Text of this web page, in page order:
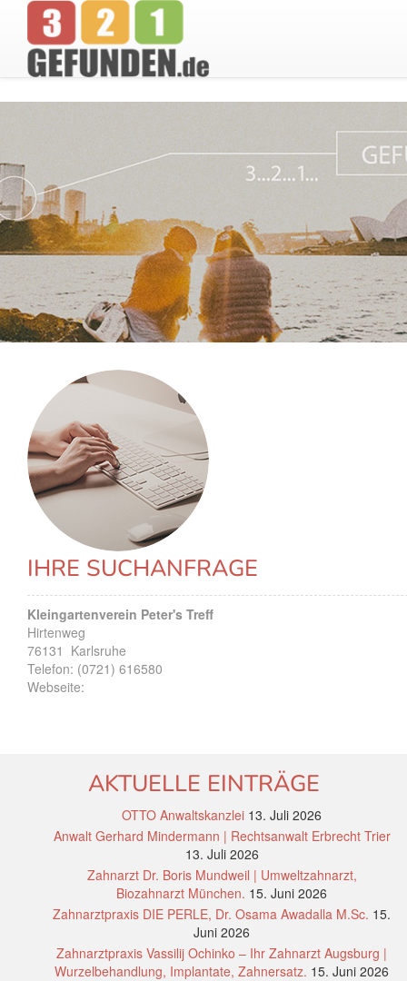
IHRE SUCHANFRAGE
Kleingartenverein Peter's Treff
Hirtenweg
76131 Karlsruhe
Telefon: (0721) 616580
Webseite:
AKTUELLE EINTRÄGE
OTTO Anwaltskanzlei 13. Juli 2026
Anwalt Gerhard Mindermann | Rechtsanwalt Erbrecht Trier
13. Juli 2026
Zahnarzt Dr. Boris Mundweil | Umweltzahnarzt,
Biozahnarzt München. 15. Juni 2026
Zahnarztpraxis DIE PERLE, Dr. Osama Awadalla M.Sc. 15.
Juni 2026
Zahnarztpraxis Vassilij Ochinko – Ihr Zahnarzt Augsburg |
Wurzelbehandlung, Implantate, Zahnersatz. 15. Juni 2026